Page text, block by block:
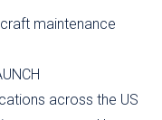
maintenance
across the US